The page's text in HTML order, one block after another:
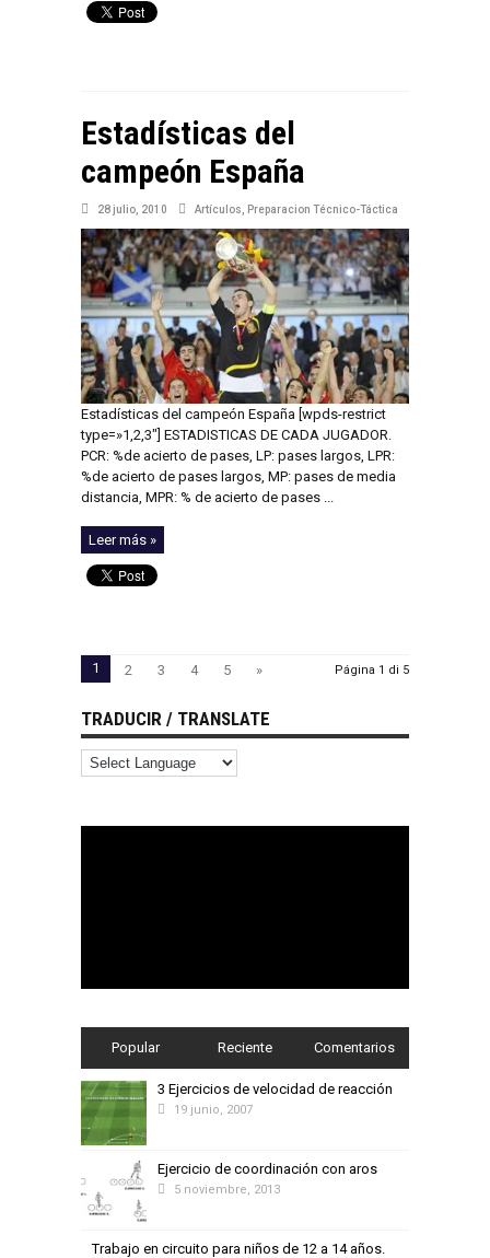
Estadísticas del
campeón España
28 julio, 2010 Artículos Preparacion Técnico-Táctica
Estadísticas del campeón España [wpds-restrict
type=»1,2,3″] ESTADISTICAS DE CADA JUGADOR.
PCR: %de acierto de pases, LP: pases largos, LPR:
%de acierto de pases largos, MP: pases de media
distancia, MPR: % de acierto de pases ...
Leer más »
Página 1 di 5
1 2 3 4 5 »
TRADUCIR / TRANSLATE
Popular Reciente Comentarios
3 Ejercicios de velocidad de reacción
19 junio, 2007
Ejercicio de coordinación con aros
5 noviembre, 2013
Trabajo en circuito para niños de 12 a 14 años.